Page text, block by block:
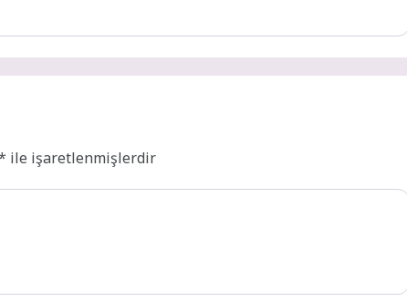
ile işaretlenmişlerdir